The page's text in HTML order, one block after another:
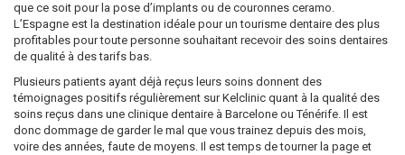
que ce soit pour la pose d’implants ou de couronnes ceramo.
L’Espagne est la destination idéale pour un tourisme dentaire des plus
profitables pour toute personne souhaitant recevoir des soins dentaires
de qualité à des tarifs bas.
Plusieurs patients ayant déjà reçus leurs soins donnent des
témoignages positifs régulièrement sur Kelclinic quant à la qualité des
soins reçus dans une clinique dentaire à Barcelone ou Ténérife. Il est
donc dommage de garder le mal que vous trainez depuis des mois,
voire des années, faute de moyens. Il est temps de tourner la page et